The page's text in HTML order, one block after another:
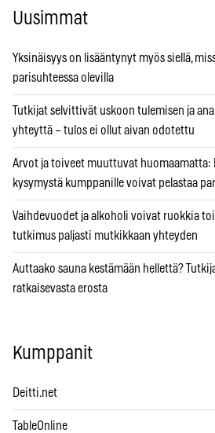
Uusimmat
Yksinäisyys on lisääntynyt myös siellä,
parisuhteessa olevilla
Tutkijat selvittivät uskoon tulemisen ja
yhteyttä – tulos ei ollut aivan odotettu
Arvot ja toiveet muuttuvat huomaamatta:
kysymystä kumppanille voivat pelastaa
Vaihdevuodet ja alkoholi voivat ruokkia
tutkimus paljasti mutkikkaan yhteyden
Auttaako sauna kestämään hellettä?
ratkaisevasta erosta
Kumppanit
Deitti.net
TableOnline